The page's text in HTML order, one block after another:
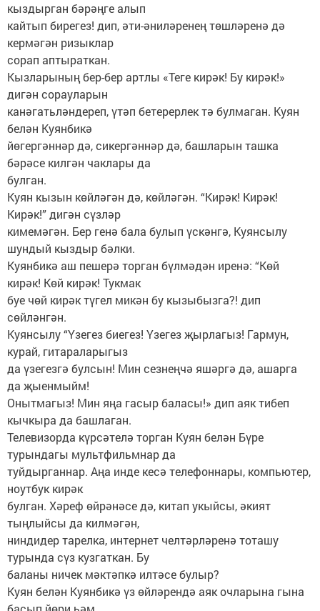
кыздырган бәрәңге алып
кайтып бирегез! дип, әти-әниләренең төшләренә дә
кермәгән ризыклар
сорап аптыраткан.
Кызларының бер-бер артлы «Теге кирәк! Бу кирәк!»
дигән сорауларын
канәгатьләндереп, үтәп бетерерлек тә булмаган. Куян
белән Куянбикә
йөгергәннәр дә, сикергәннәр дә, башларын ташка
бәрәсе килгән чаклары да
булган.
Куян кызын көйләгән дә, көйләгән. “Кирәк! Кирәк!
Кирәк!” дигән сүзләр
кимемәгән. Бер генә бала булып үскәнгә, Куянсылу
шундый кыздыр бәлки.
Куянбикә аш пешерә торган бүлмәдән иренә: “Көй
кирәк! Көй кирәк! Тукмак
буе чөй кирәк түгел микән бу кызыбызга?! дип
сөйләнгән.
Куянсылу “Үзегез биегез! Үзегез җырлагыз! Гармун,
курай, гитараларыгыз
да үзегезгә булсын! Мин сезнеңчә яшәргә дә, ашарга
да җыенмыйм!
Онытмагыз! Мин яңа гасыр баласы!» дип аяк тибеп
кычкыра да башлаган.
Телевизорда күрсәтелә торган Куян белән Бүре
турындагы мультфильмнар да
туйдырганнар. Аңа инде кесә телефоннары, компьютер,
ноутбук кирәк
булган. Хәреф өйрәнәсе дә, китап укыйсы, әкият
тыңлыйсы да килмәгән,
ниндидер тарелка, интернет челтәрләренә тоташу
турында сүз кузгаткан. Бу
баланы ничек мәктәпкә илтәсе булыр?
Куян белән Куянбикә үз өйләрендә аяк очларына гына